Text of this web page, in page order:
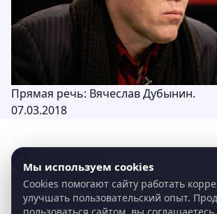
Прямая речь: Вячеслав Дубынин.
07.03.2018
Возможности РешенияБлог О нас
2026eschool. Все права защищены.
Мы используем cookies
Cookies помогают сайту работать
улучшать пользовательский опыт.